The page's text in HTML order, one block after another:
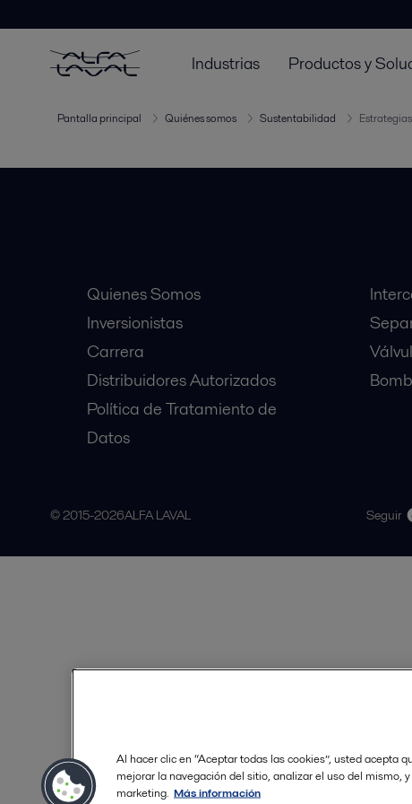
Industrias Productos y
Pantalla principal Quiénes somos Sustentabilidad
Quienes Somos
Inversionistas
Carrera
Distribuidores Autorizados
Política de Tratamiento de
Datos
© 2015-2026ALFA LAVAL Seguir
Al hacer clic en “Aceptar todas las cookies”, usted acepta
mejorar la navegación del sitio, analizar el uso del mismo,
marketing. Más información